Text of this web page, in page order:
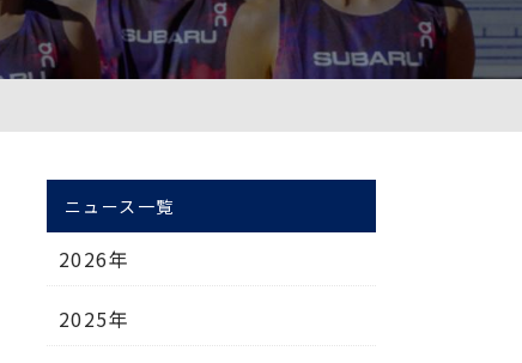
ニュース一覧
2026年
2025年